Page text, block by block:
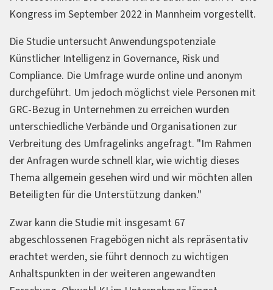
Kongress im September 2022 in Mannheim vorgestellt.
Die Studie untersucht Anwendungspotenziale
Künstlicher Intelligenz in Governance, Risk und
Compliance. Die Umfrage wurde online und anonym
durchgeführt. Um jedoch möglichst viele Personen mit
GRC-Bezug in Unternehmen zu erreichen wurden
unterschiedliche Verbände und Organisationen zur
Verbreitung des Umfragelinks angefragt. "Im Rahmen
der Anfragen wurde schnell klar, wie wichtig dieses
Thema allgemein gesehen wird und wir möchten allen
Beteiligten für die Unterstützung danken."
Zwar kann die Studie mit insgesamt 67
abgeschlossenen Fragebögen nicht als repräsentativ
erachtet werden, sie führt dennoch zu wichtigen
Anhaltspunkten in der weiteren angewandten